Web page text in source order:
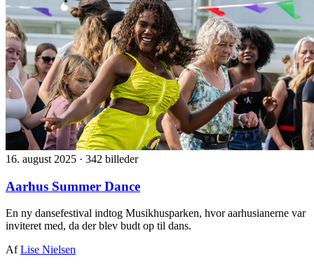
16. august 2025 · 342 billeder
Aarhus Summer Dance
En ny dansefestival indtog Musikhusparken, hvor aarhusianerne var
inviteret med, da der blev budt op til dans.
AfLise Nielsen